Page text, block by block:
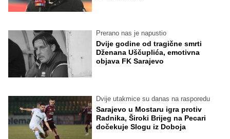
Prerano nas je napustio
Dvije godine od tragične smrti
Dženana Uščuplića, emotivna
objava FK Sarajevo
Dvije utakmice su danas na rasporedu
Sarajevo u Mostaru igra protiv
Radnika, Široki Brijeg na Pecari
dočekuje Slogu iz Doboja